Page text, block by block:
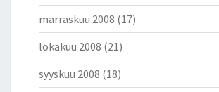
marraskuu 2008 (17)
lokakuu 2008 (21)
syyskuu 2008 (18)